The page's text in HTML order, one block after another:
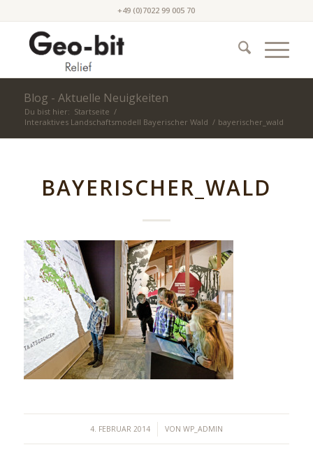
+49 (0)7022 99 005 70
Blog - Aktuelle Neuigkeiten
Du bist hier: Startseite /
Interaktives Landschaftsmodell Bayerischer Wald / bayerischer_wald
BAYERISCHER_WALD
4. FEBRUAR 2014
/ VON WP_ADMIN